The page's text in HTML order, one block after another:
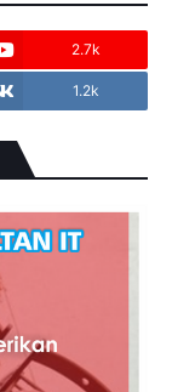
2.7k
1.2k